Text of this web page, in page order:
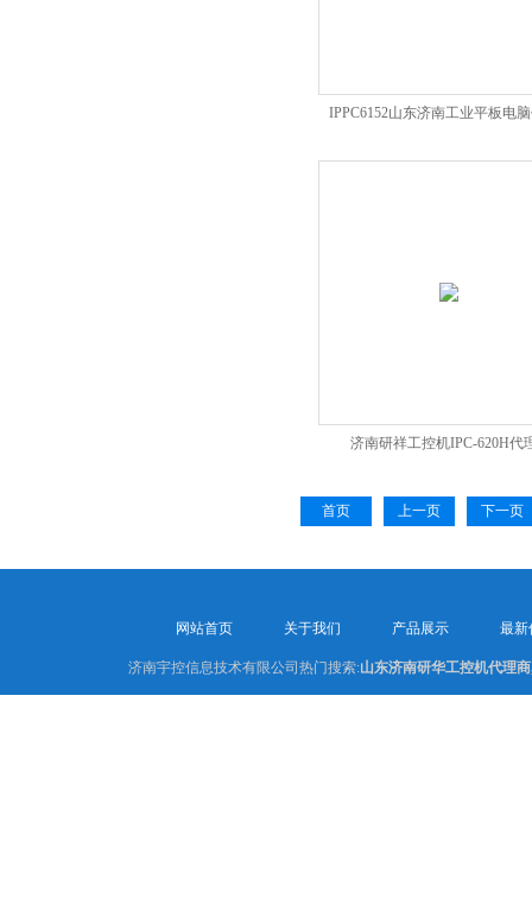
IPPC6152山东济南工业平板电
济南研祥工控机IPC-620H代
首页 上一页 下一页
网站首页 关于我们 产品展示 最新
济南宇控信息技术有限公司热门搜索:山东济南研华工控机代理